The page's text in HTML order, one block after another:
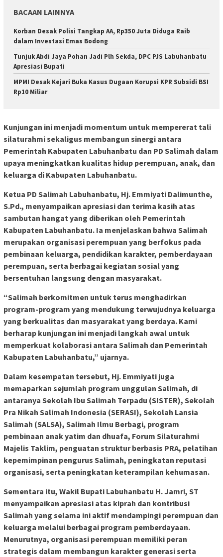
BACAAN LAINNYA
Korban Desak Polisi Tangkap AA, Rp350 Juta Diduga Raib
dalam Investasi Emas Bodong
Tunjuk Abdi Jaya Pohan Jadi Plh Sekda, DPC PJS Labuhanbatu
Apresiasi Bupati
MPMI Desak Kejari Buka Kasus Dugaan Korupsi KPR Subsidi BSI
Rp10 Miliar
Kunjungan ini menjadi momentum untuk mempererat tali
silaturahmi sekaligus membangun sinergi antara
Pemerintah Kabupaten Labuhanbatu dan PD Salimah dalam
upaya meningkatkan kualitas hidup perempuan, anak, dan
keluarga di Kabupaten Labuhanbatu.
Ketua PD Salimah Labuhanbatu, Hj. Emmiyati Dalimunthe,
S.Pd., menyampaikan apresiasi dan terima kasih atas
sambutan hangat yang diberikan oleh Pemerintah
Kabupaten Labuhanbatu. Ia menjelaskan bahwa Salimah
merupakan organisasi perempuan yang berfokus pada
pembinaan keluarga, pendidikan karakter, pemberdayaan
perempuan, serta berbagai kegiatan sosial yang
bersentuhan langsung dengan masyarakat.
“Salimah berkomitmen untuk terus menghadirkan
program-program yang mendukung terwujudnya keluarga
yang berkualitas dan masyarakat yang berdaya. Kami
berharap kunjungan ini menjadi langkah awal untuk
memperkuat kolaborasi antara Salimah dan Pemerintah
Kabupaten Labuhanbatu,” ujarnya.
Dalam kesempatan tersebut, Hj. Emmiyati juga
memaparkan sejumlah program unggulan Salimah, di
antaranya Sekolah Ibu Salimah Terpadu (SISTER), Sekolah
Pra Nikah Salimah Indonesia (SERASI), Sekolah Lansia
Salimah (SALSA), Salimah Ilmu Berbagi, program
pembinaan anak yatim dan dhuafa, Forum Silaturahmi
Majelis Taklim, penguatan struktur berbasis PRA, pelatihan
kepemimpinan pengurus Salimah, peningkatan reputasi
organisasi, serta peningkatan keterampilan kehumasan.
Sementara itu, Wakil Bupati Labuhanbatu H. Jamri, ST
menyampaikan apresiasi atas kiprah dan kontribusi
Salimah yang selama ini aktif mendampingi perempuan dan
keluarga melalui berbagai program pemberdayaan.
Menurutnya, organisasi perempuan memiliki peran
strategis dalam membangun karakter generasi serta